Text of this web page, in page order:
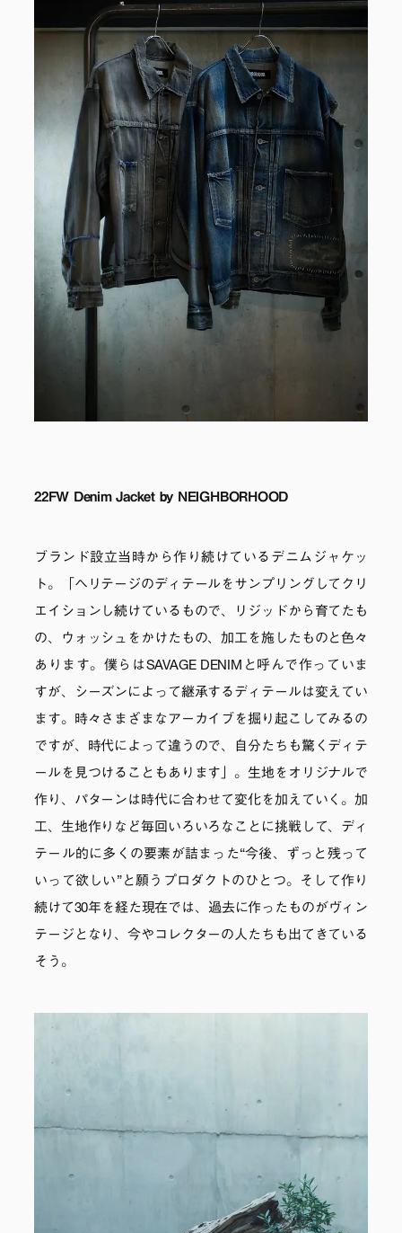
22FW Denim Jacket by NEIGHBORHOOD
ブランド設立当時から作り続けているデニムジャケッ
ト。「ヘリテージのディテールをサンプリングしてクリ
エイションし続けているもので、リジッドから育てたも
の、ウォッシュをかけたもの、加工を施したものと色々
あります。僕らはSAVAGE DENIMと呼んで作っていま
すが、シーズンによって継承するディテールは変えてい
ます。時々さまざまなアーカイブを掘り起こしてみるの
ですが、時代によって違うので、自分たちも驚くディテ
ールを見つけることもあります」。生地をオリジナルで
作り、パターンは時代に合わせて変化を加えていく。加
工、生地作りなど毎回いろいろなことに挑戦して、ディ
テール的に多くの要素が詰まった“今後、ずっと残って
いって欲しい”と願うプロダクトのひとつ。そして作り
続けて30年を経た現在では、過去に作ったものがヴィン
テージとなり、今やコレクターの人たちも出てきている
そう。